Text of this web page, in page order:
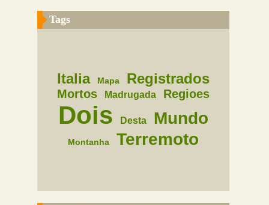
Tags
Italia Mapa Registrados
Mortos Madrugada Regioes
Dois Desta Mundo
Montanha Terremoto